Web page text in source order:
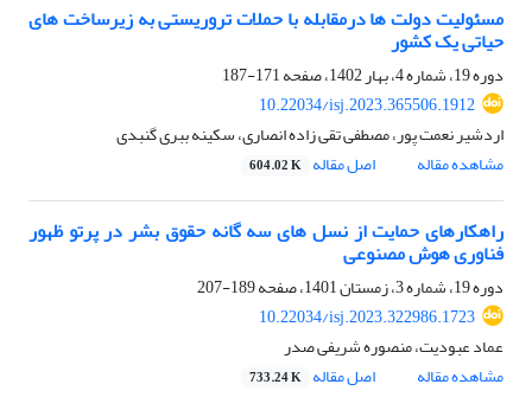
مسئولیت دولت ها درمقابله با حملات تروریستی به زیرساخت های
حیاتی یک کشور
دوره 19، شماره 4، بهار 1402، صفحه
171-187
10.22034/isj.2023.365506.1912
اردشیر نعمت پور، مصطفی تقی زاده انصاری، سکینه ببری گنبدی
مشاهده مقاله
اصل مقاله 604.02 K
راهکارهای حمایت از نسل‏ های سه ‏گانه حقوق بشر در پرتو ظهور
فناوری هوش مصنوعی
دوره 19، شماره 3، زمستان 1401، صفحه
189-207
10.22034/isj.2023.322986.1723
عماد عبودیت، منصوره شریفی صدر
مشاهده مقاله
اصل مقاله 733.24 K